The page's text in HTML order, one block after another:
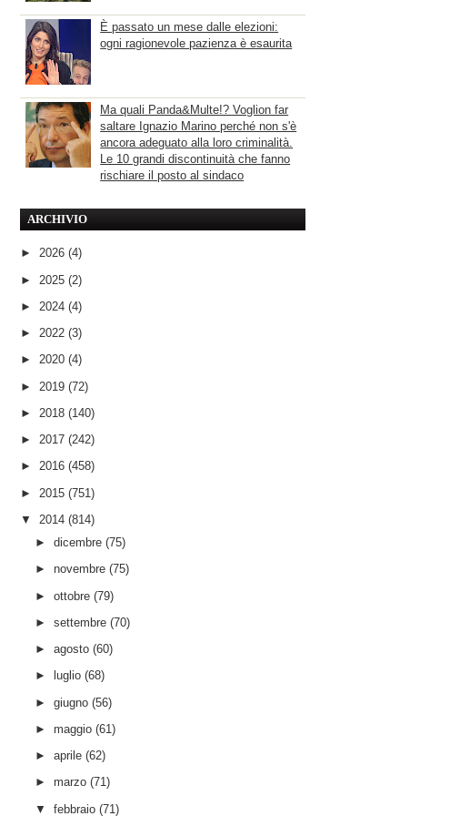
È passato un mese dalle elezioni:
ogni ragionevole pazienza è esaurita
Ma quali Panda&Multe!? Voglion far
saltare Ignazio Marino perché non s'è
ancora adeguato alla loro criminalità.
Le 10 grandi discontinuità che fanno
rischiare il posto al sindaco
ARCHIVIO
► 2026 (4)
► 2025 (2)
► 2024 (4)
► 2022 (3)
► 2020 (4)
► 2019 (72)
► 2018 (140)
► 2017 (242)
► 2016 (458)
► 2015 (751)
▼ 2014 (814)
► dicembre (75)
► novembre (75)
► ottobre (79)
► settembre (70)
► agosto (60)
►
luglio (68)
► giugno (56)
► maggio (61)
► aprile (62)
► marzo (71)
▼ febbraio (71)